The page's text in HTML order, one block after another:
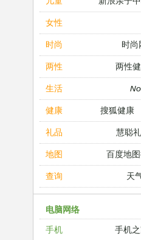
女性
时尚 时尚
两性 两性
生活
健康 搜狐健康
礼品 慧聪
地图 百度地
查询 天
电脑网络
手机
手机